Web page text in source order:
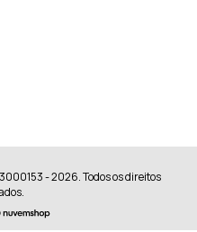
- 2026. Todos os direitos